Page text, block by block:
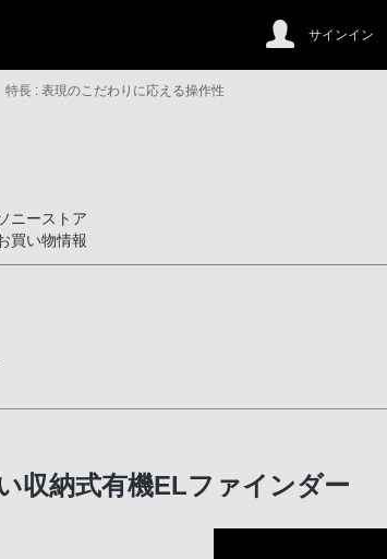
サインイン
特長 : 表現のこだわりに応える操作性
ニーストア
買い物情報
収納式有機ELファインダー